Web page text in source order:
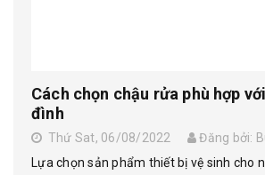
Cách chọn chậu rửa phù hợp
đình
Thứ Sat, 06/08/2022
Đăng bởi:
Lựa chọn sản phẩm thiết bị vệ sinh cho